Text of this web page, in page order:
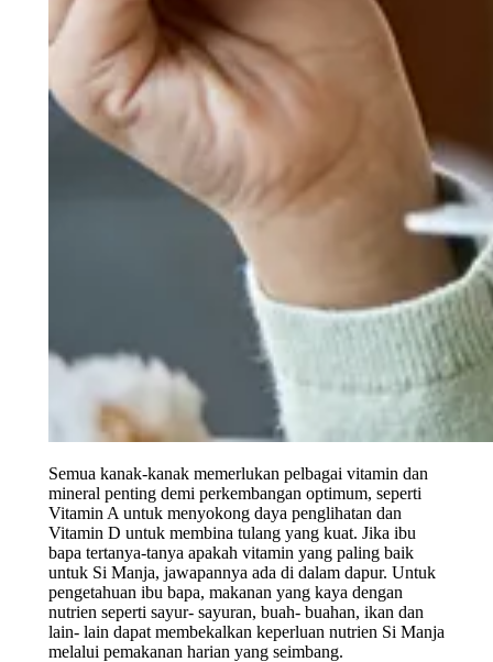
Semua kanak-kanak memerlukan pelbagai vitamin dan
mineral penting demi perkembangan optimum, seperti
Vitamin A untuk menyokong daya penglihatan dan
Vitamin D untuk membina tulang yang kuat. Jika ibu
bapa tertanya-tanya apakah vitamin yang paling baik
untuk Si Manja, jawapannya ada di dalam dapur. Untuk
pengetahuan ibu bapa, makanan yang kaya dengan
nutrien seperti sayur- sayuran, buah- buahan, ikan dan
lain- lain dapat membekalkan keperluan nutrien Si Manja
melalui pemakanan harian yang seimbang.